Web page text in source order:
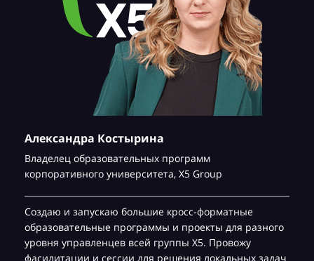
Александра Костырина
Владелец образовательных программ
корпоративного университета, Х5 Group
Создаю и запускаю большие кросс-форматные
образовательные программы и проекты для разного
уровня управленцев всей группы Х5. Провожу
фасилитации и сессии для решения локальных задач